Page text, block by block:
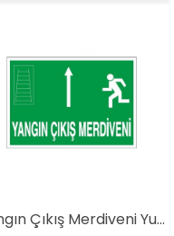
Yangın Çıkış Merdiveni Yukarı Ok Uyarı Levhası